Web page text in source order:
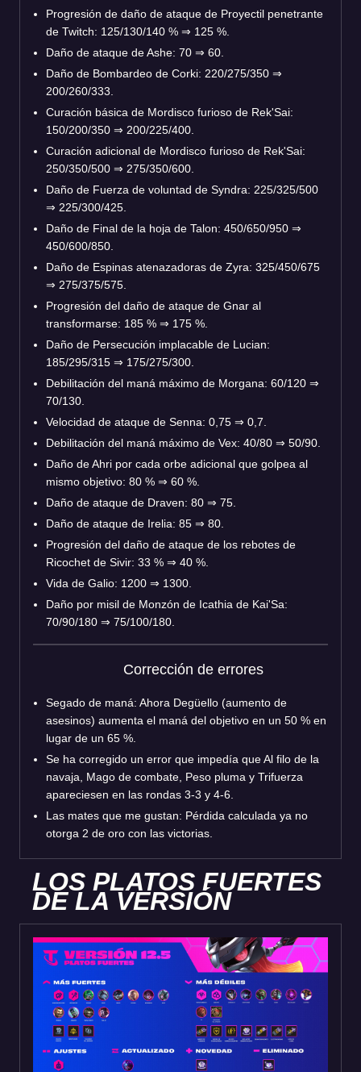
Progresión de daño de ataque de Proyectil penetrante
de Twitch: 125/130/140 % ⇒ 125 %.
Daño de ataque de Ashe: 70 ⇒ 60.
Daño de Bombardeo de Corki: 220/275/350 ⇒
200/260/333.
Curación básica de Mordisco furioso de Rek'Sai:
150/200/350 ⇒ 200/225/400.
Curación adicional de Mordisco furioso de Rek'Sai:
250/350/500 ⇒ 275/350/600.
Daño de Fuerza de voluntad de Syndra: 225/325/500
⇒ 225/300/425.
Daño de Final de la hoja de Talon: 450/650/950 ⇒
450/600/850.
Daño de Espinas atenazadoras de Zyra: 325/450/675
⇒ 275/375/575.
Progresión del daño de ataque de Gnar al
transformarse: 185 % ⇒ 175 %.
Daño de Persecución implacable de Lucian:
185/295/315 ⇒ 175/275/300.
Debilitación del maná máximo de Morgana: 60/120 ⇒
70/130.
Velocidad de ataque de Senna: 0,75 ⇒ 0,7.
Debilitación del maná máximo de Vex: 40/80 ⇒ 50/90.
Daño de Ahri por cada orbe adicional que golpea al
mismo objetivo: 80 % ⇒ 60 %.
Daño de ataque de Draven: 80 ⇒ 75.
Daño de ataque de Irelia: 85 ⇒ 80.
Progresión del daño de ataque de los rebotes de
Ricochet de Sivir: 33 % ⇒ 40 %.
Vida de Galio: 1200 ⇒ 1300.
Daño por misil de Monzón de Icathia de Kai'Sa:
70/90/180 ⇒ 75/100/180.
Corrección de errores
Segado de maná: Ahora Degüello (aumento de
asesinos) aumenta el maná del objetivo en un 50 % en
lugar de un 65 %.
Se ha corregido un error que impedía que Al filo de la
navaja, Mago de combate, Peso pluma y Trifuerza
apareciesen en las rondas 3-3 y 4-6.
Las mates que me gustan: Pérdida calculada ya no
otorga 2 de oro con las victorias.
LOS PLATOS FUERTES
DE LA VERSIÓN